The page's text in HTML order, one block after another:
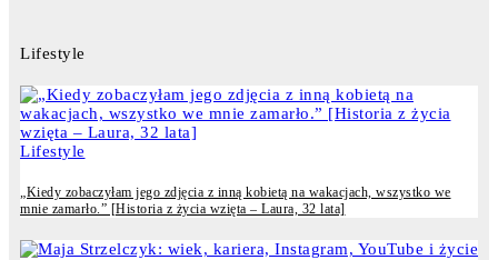
Lifestyle
Lifestyle
„Kiedy zobaczyłam jego zdjęcia z inną kobietą na wakacjach, wszystko we
mnie zamarło.” [Historia z życia wzięta – Laura, 32 lata]